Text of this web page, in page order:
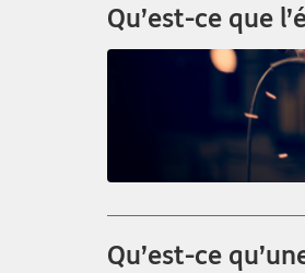
Qu’est-ce que
Qu’est-ce